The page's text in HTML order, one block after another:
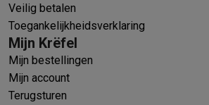
Veilig betalen
Toegankelijkheidsverklaring
Mijn Krëfel
Mijn bestellingen
Mijn account
Terugsturen